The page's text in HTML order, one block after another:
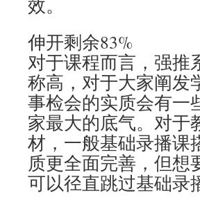
效。
伸开剩余83%
对于课程而言，强推
称高，对于大家阐发
事检会的实质会有一
家最大的底气。对于
材，一般基础录播课
质更全面完善，但想
可以径直跳过基础录